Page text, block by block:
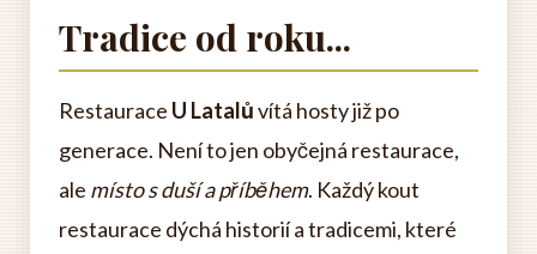
Tradice od roku...
Restaurace U Latalůvítá hosty již po
generace. Není to jen obyčejná restaurace,
ale místo s duší a příběhem. Každý kout
restaurace dýchá historií a tradicemi, které